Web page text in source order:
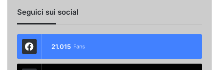
Seguici sui social
21.015 Fans